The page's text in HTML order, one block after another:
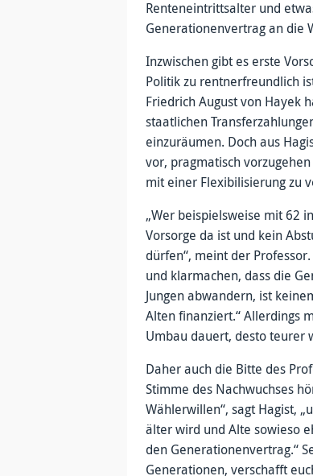
Renteneintrittsalter und
Generationenvertrag an die
Inzwischen gibt es erste
Politik zu rentnerfreundlich
Friedrich August von Hayek
staatlichen
einzuräumen. Doch aus
vor, pragmatisch
mit einer Flexibilisierung zu
„Wer beispielsweise mit 62
Vorsorge da ist und kein
dürfen“, meint der
und klarmachen, dass die
Jungen abwandern, ist
Alten finanziert.“ Allerdings
Umbau dauert, desto teurer
Daher auch die Bitte des
Stimme des Nachwuchses
Wählerwillen“, sagt Hagist,
älter wird und Alte sowieso
den Generationenvertrag.“
Generationen, verschafft